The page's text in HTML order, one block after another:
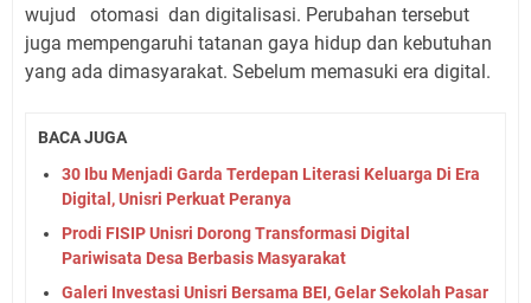
wujud otomasi dan digitalisasi. Perubahan tersebut
juga mempengaruhi tatanan gaya hidup dan kebutuhan
yang ada dimasyarakat. Sebelum memasuki era digital.
BACA JUGA
30 Ibu Menjadi Garda Terdepan Literasi Keluarga Di Era
Digital, Unisri Perkuat Peranya
Prodi FISIP Unisri Dorong Transformasi Digital
Pariwisata Desa Berbasis Masyarakat
Galeri Investasi Unisri Bersama BEI, Gelar Sekolah Pasar